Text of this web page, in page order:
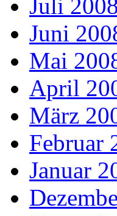
Juli 2008
Juni
Mai
April
März
Februar
Januar